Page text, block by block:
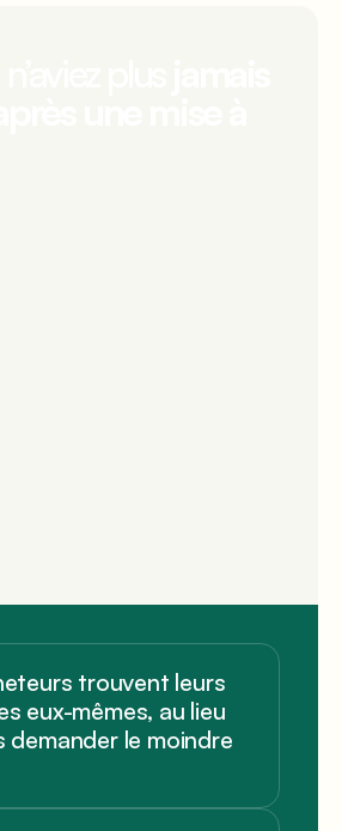
trouvent leurs
eux-mêmes, au lieu
demander le moindre